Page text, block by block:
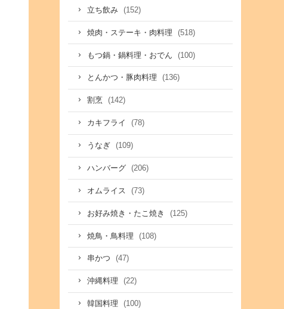
立ち飲み (152)
焼肉・ステーキ・肉料理 (518)
もつ鍋・鍋料理・おでん (100)
とんかつ・豚肉料理 (136)
割烹 (142)
カキフライ (78)
うなぎ (109)
ハンバーグ (206)
オムライス (73)
お好み焼き・たこ焼き (125)
焼鳥・鳥料理 (108)
串かつ (47)
沖縄料理 (22)
韓国料理 (100)